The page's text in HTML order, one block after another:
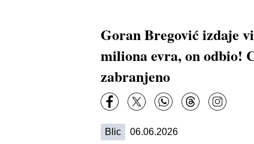
Goran Bregović izdaje
miliona evra, on odbio!
zabranjeno
Blic 06.06.2026